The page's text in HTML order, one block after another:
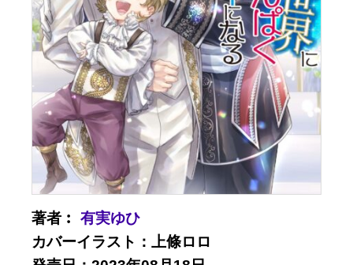
著者︰ 有実ゆひ
カバーイラスト：上條ロロ